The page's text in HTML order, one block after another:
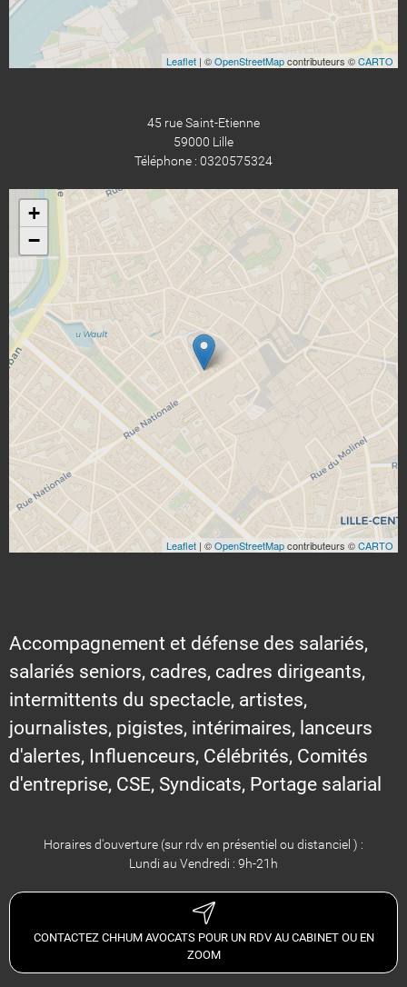
Leaflet | ©OpenStreetMapcontributeurs ©CARTO
45 rue Saint-Etienne
59000 Lille
Téléphone : 0320575324
+
−
Leaflet | ©OpenStreetMapcontributeurs ©CARTO
Accompagnement et défense des salariés,
salariés seniors, cadres, cadres dirigeants,
intermittents du spectacle, artistes,
journalistes, pigistes, intérimaires, lanceurs
d'alertes, Influenceurs, Célébrités, Comités
d'entreprise, CSE, Syndicats, Portage salarial
Horaires d'ouverture (sur rdv en présentiel ou distanciel ) :
Lundi au Vendredi : 9h-21h
CONTACTEZ CHHUM AVOCATS POUR UN RDV AU CABINET OU EN
ZOOM